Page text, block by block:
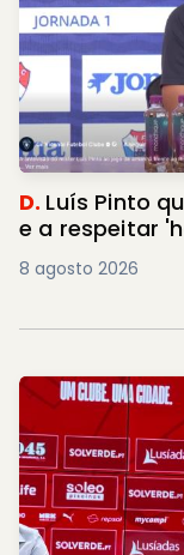
D. Luís Pinto
e a respeitar
8 agosto 2026